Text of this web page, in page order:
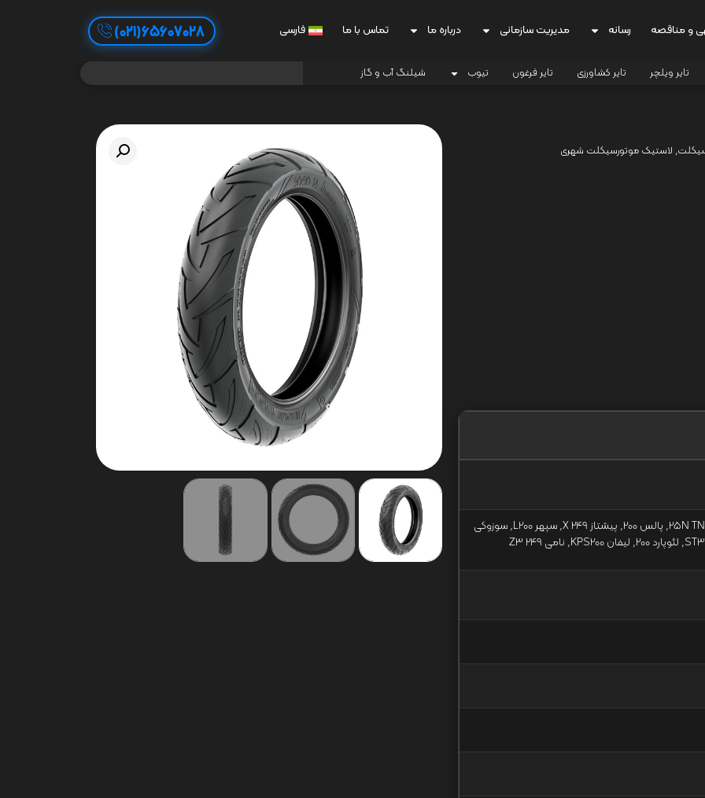
و مناقصه رسانه مدیریت سازمانی درباره ما تماس با ما فارسی 65607028(021)
تایر ویلچر تایر کشاورزی تایر فرغون تیوب شیلنگ آب و گاز
, لاستیک موتورسیکلت شهری
بنلی 150 TNT, بنلی 180 S, بنلی25N TNT, پالس 200, پیشتاز 249 X, سپهر L200, سوزوکی